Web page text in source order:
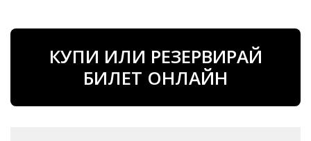
КУПИ ИЛИ РЕЗЕРВИРАЙ
БИЛЕТ ОНЛАЙН